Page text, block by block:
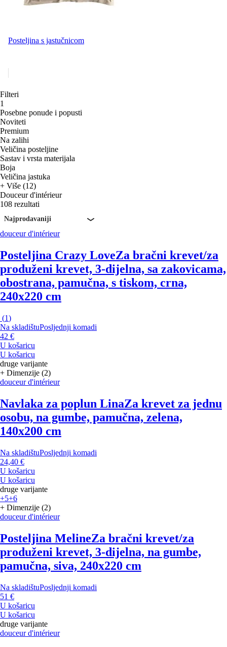
Posteljina s jastučnicom
Filteri
1
Posebne ponude i popusti
Noviteti
Premium
Na zalihi
Veličina posteljine
Sastav i vrsta materijala
Boja
Veličina jastuka
+ Više (12)
Douceur d'intérieur
108 rezultati
Najprodavaniji
douceur d'intérieur
Posteljina Crazy LoveZa bračni krevet/za
produženi krevet, 3-dijelna, sa zakovicama,
obostrana, pamučna, s tiskom, crna,
240x220 cm
(1)
Na skladištuPosljednji komadi
42 €
U košaricu
U košaricu
druge varijante
+ Dimenzije (2)
douceur d'intérieur
Navlaka za poplun LinaZa krevet za jednu
osobu, na gumbe, pamučna, zelena,
140x200 cm
Na skladištuPosljednji komadi
24,40 €
U košaricu
U košaricu
druge varijante
+5+6
+ Dimenzije (2)
douceur d'intérieur
Posteljina MelineZa bračni krevet/za
produženi krevet, 3-dijelna, na gumbe,
pamučna, siva, 240x220 cm
Na skladištuPosljednji komadi
51 €
U košaricu
U košaricu
druge varijante
douceur d'intérieur